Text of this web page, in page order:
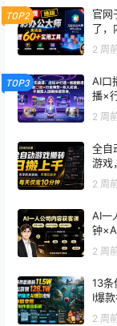
TOP2
官网
了，
x
2 周
TOP3
AI口
播×
2 周
全自
游戏
2 周
AI一
钟
2 周
13条
I爆
2 周